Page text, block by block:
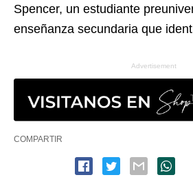
Spencer, un estudiante
enseñanza secundaria que
Advertisement
COMPARTIR